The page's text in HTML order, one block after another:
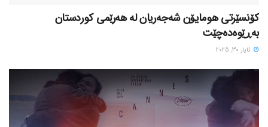
کۆنسێرتی هومایۆن شەجەریان لە هەرێمی کوردستان
بەڕێوەدەچێت
ئایار 30, 2025